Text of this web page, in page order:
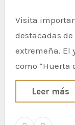
Visita importante a una de las excavaciones más
destacadas
extremeña. El
como “Huerta
Leer más